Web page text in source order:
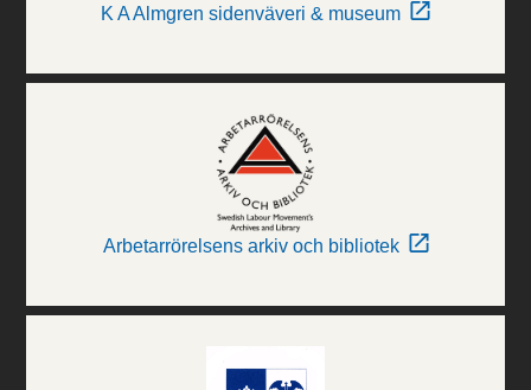
K A Almgren sidenväveri & museum
Arbetarrörelsens arkiv och bibliotek